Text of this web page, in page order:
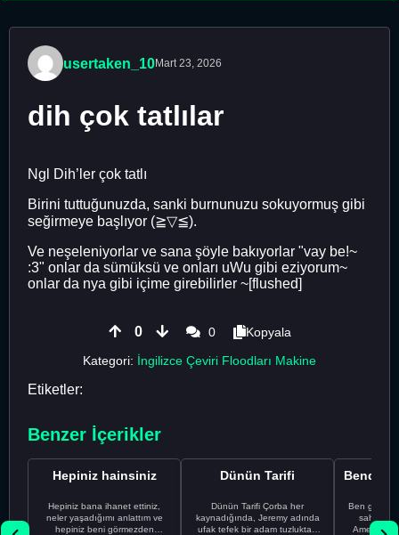
usertaken_10Mart 23, 2026
dih çok tatlılar
Ngl Dih’ler çok tatlı
Birini tuttuğunuzda, sanki burnunuzu sokuyormuş gibi
seğirmeye başlıyor (≧▽≦).
Ve neşeleniyorlar ve sana şöyle bakıyorlar "vay be!~
:3" onlar da sümüksü ve onları uWu gibi eziyorum~
onlar da nya gibi içime girebilirler ~[flushed]
0 0
Kopyala
Kategori: İngilizce Çeviri Floodları Makine
Etiketler:
Benzer İçerikler
Hepiniz hainsiniz
Hepiniz bana ihanet ettiniz,
neler yaşadığımı anlattım ve
hepiniz beni görmezden
Dünün Tarifi
Dünün Tarifi Çorba her
kaynadığında, Jeremy adında
ufak tefek bir adam tuzluktan
Ben gururlu
sahip